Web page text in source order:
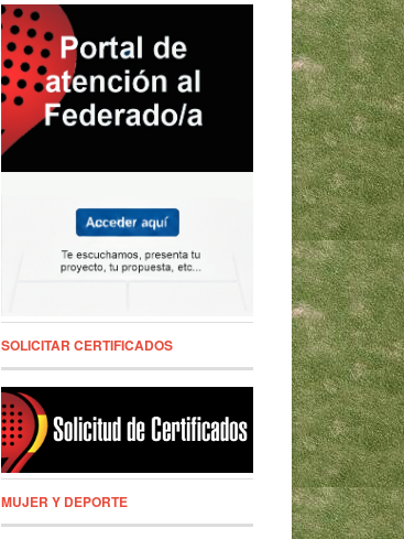
SOLICITAR CERTIFICADOS
MUJER Y DEPORTE